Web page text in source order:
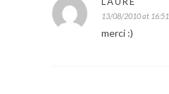
13/08/2010 at 16:51
merci :)